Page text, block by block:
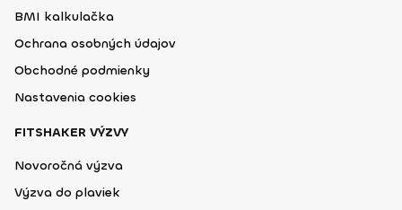
BMI kalkulačka
Ochrana osobných údajov
Obchodné podmienky
Nastavenia cookies
FITSHAKER VÝZVY
Novoročná výzva
Výzva do plaviek